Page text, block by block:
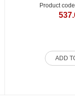
Product
ADD